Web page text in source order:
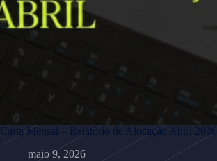
Carta Mensal – Relatório de Alocação Abril 2026
maio 9, 2026